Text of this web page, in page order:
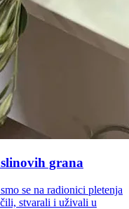
grana
se na radionici pletenja
stvarali i uživali u